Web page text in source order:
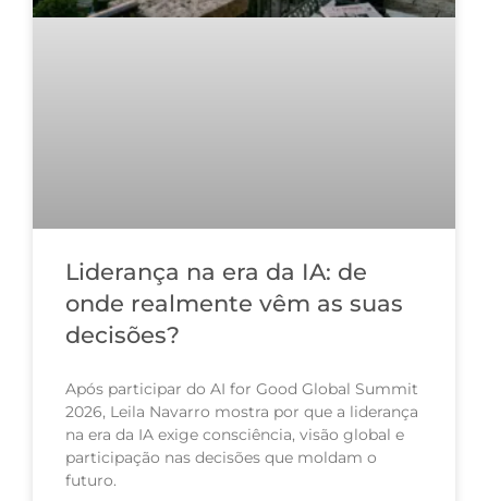
Liderança na era da IA: de
onde realmente vêm as suas
decisões?
Após participar do AI for Good Global Summit
2026, Leila Navarro mostra por que a liderança
na era da IA exige consciência, visão global e
participação nas decisões que moldam o
futuro.